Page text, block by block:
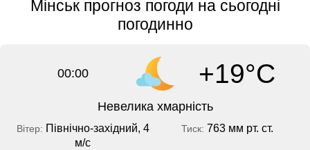
Мінськ прогноз погоди на сьогодні
погодинно
00:00 +19°C
Невелика хмарність
Вітер: Північно-західний, 4
м/с
Тиск: 763 мм рт. ст.